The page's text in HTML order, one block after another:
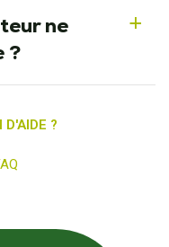
a
ne
?
D'AIDE ?